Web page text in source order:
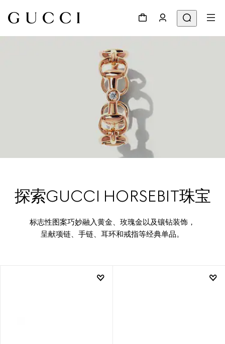
探索GUCCI HORSEBIT珠宝
标志性图案巧妙融入黄金、玫瑰金以及镶钻装饰，
呈献项链、手链、耳环和戒指等经典单品。